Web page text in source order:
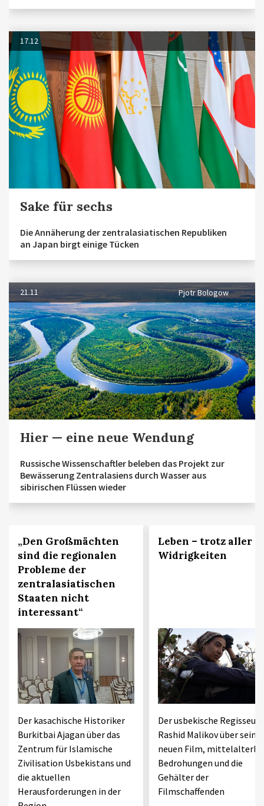
17.12
Sake für sechs
Die Annäherung der zentralasiatischen Republiken
an Japan birgt einige Tücken
21.11 Pjotr Bologow
Hier — eine neue Wendung
Russische Wissenschaftler beleben das Projekt zur
Bewässerung Zentralasiens durch Wasser aus
sibirischen Flüssen wieder
„Den Großmächten
sind die regionalen
Probleme der
zentralasiatischen
Staaten nicht
interessant“
Der kasachische Historiker
Burkitbai Ajagan über das
Zentrum für Islamische
Zivilisation Usbekistans und
die aktuellen
Herausforderungen in der
Leben – trotz aller
Widrigkeiten
Der usbekische Regisseur
Rashid Malikov über
neuen Film,
Bedrohungen und die
Gehälter der
Filmschaffenden